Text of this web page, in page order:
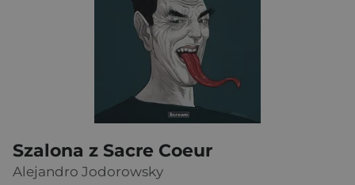
Szalona z Sacre Coeur
Alejandro Jodorowsky